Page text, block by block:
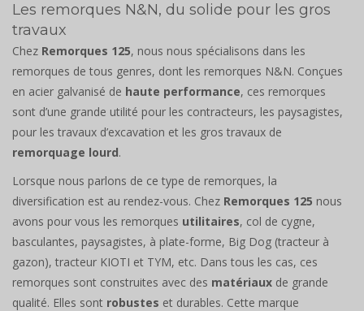
Les remorques N&N, du solide pour les gros
travaux
Chez Remorques 125, nous nous spécialisons dans les
remorques de tous genres, dont les remorques N&N. Conçues
en acier galvanisé de haute performance, ces remorques
sont d’une grande utilité pour les contracteurs, les paysagistes,
pour les travaux d’excavation et les gros travaux de
remorquage lourd.
Lorsque nous parlons de ce type de remorques, la
diversification est au rendez-vous. Chez Remorques 125 nous
avons pour vous les remorques utilitaires, col de cygne,
basculantes, paysagistes, à plate-forme, Big Dog (tracteur à
gazon), tracteur KIOTI et TYM, etc. Dans tous les cas, ces
remorques sont construites avec des matériaux de grande
qualité. Elles sont robustes et durables. Cette marque